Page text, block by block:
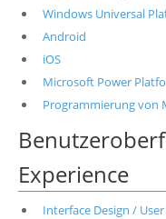
Windows Universal
Android
iOS
Microsoft Power
Programmierung von
Experience
Interface Design /